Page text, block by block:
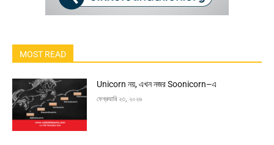
MOST READ
Unicorn নয়, এখন নজর Soonicorn–এ
ফেব্রুয়ারি ২৩, ২০২৬